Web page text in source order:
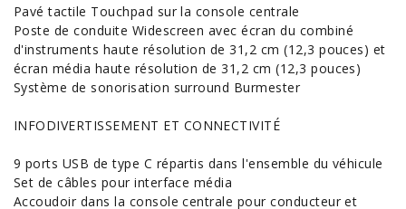
Pavé tactile Touchpad sur la console centrale
Poste de conduite Widescreen avec écran du combiné
d'instruments haute résolution de 31,2 cm (12,3 pouces) et
écran média haute résolution de 31,2 cm (12,3 pouces)
Système de sonorisation surround Burmester
INFODIVERTISSEMENT ET CONNECTIVITÉ
9 ports USB de type C répartis dans l'ensemble du véhicule
Set de câbles pour interface média
Accoudoir dans la console centrale pour conducteur et